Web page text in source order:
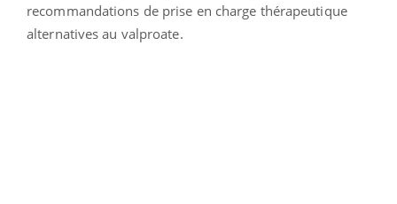
recommandations de prise en charge thérapeutique
alternatives au valproate.